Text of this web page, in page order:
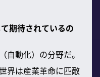
期待されているの
自動化）の分野だ。
界は産業革命に匹敵